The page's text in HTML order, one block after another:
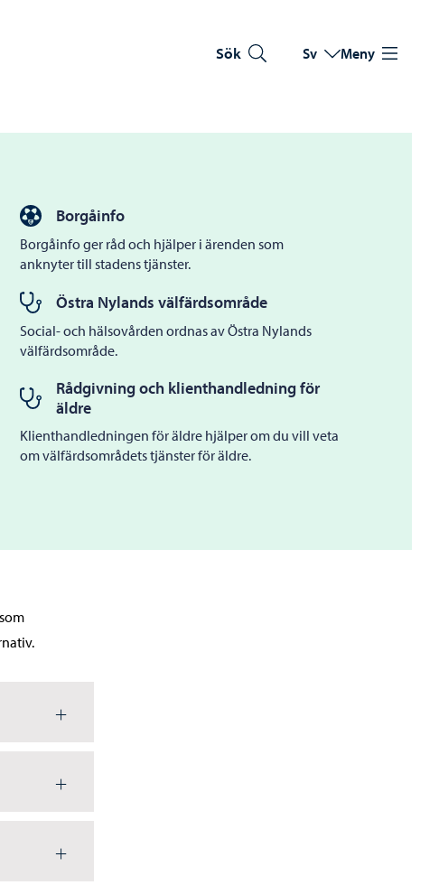
Sök Byt språk
Nuvarande språk:
Sv Meny
Borgåinfo
Borgåinfo ger råd och hjälper i ärenden som
anknyter till stadens tjänster.
Östra Nylands välfärdsområde
Social- och hälsovården ordnas av Östra Nylands
välfärdsområde.
Rådgivning och klienthandledning för
äldre
Klienthandledningen för äldre hjälper om du vill veta
om välfärdsområdets tjänster för äldre.